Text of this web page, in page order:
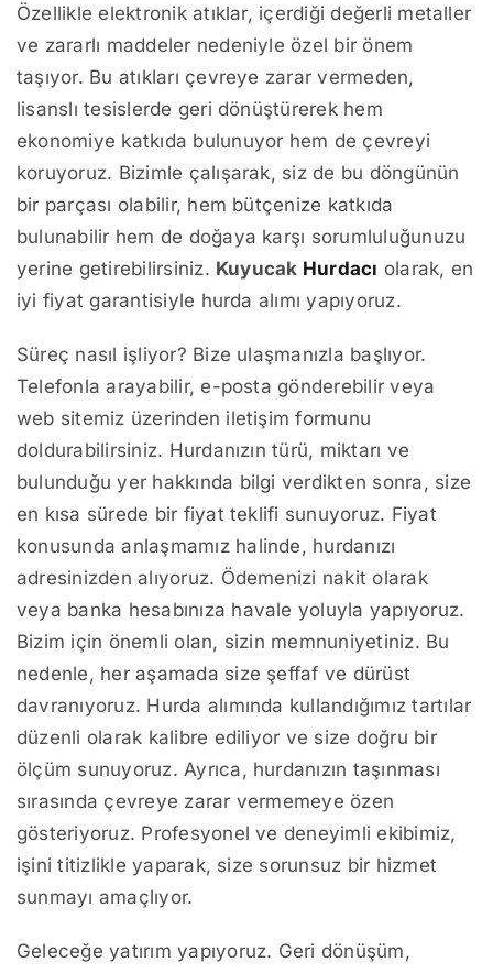
Özellikle elektronik atıklar, içerdiği değerli metaller
ve zararlı maddeler nedeniyle özel bir önem
taşıyor. Bu atıkları çevreye zarar vermeden,
lisanslı tesislerde geri dönüştürerek hem
ekonomiye katkıda bulunuyor hem de çevreyi
koruyoruz. Bizimle çalışarak, siz de bu döngünün
bir parçası olabilir, hem bütçenize katkıda
bulunabilir hem de doğaya karşı sorumluluğunuzu
yerine getirebilirsiniz. Kuyucak Hurdacı olarak, en
iyi fiyat garantisiyle hurda alımı yapıyoruz.
Süreç nasıl işliyor? Bize ulaşmanızla başlıyor.
Telefonla arayabilir, e-posta gönderebilir veya
web sitemiz üzerinden iletişim formunu
doldurabilirsiniz. Hurdanızın türü, miktarı ve
bulunduğu yer hakkında bilgi verdikten sonra, size
en kısa sürede bir fiyat teklifi sunuyoruz. Fiyat
konusunda anlaşmamız halinde, hurdanızı
adresinizden alıyoruz. Ödemenizi nakit olarak
veya banka hesabınıza havale yoluyla yapıyoruz.
Bizim için önemli olan, sizin memnuniyetiniz. Bu
nedenle, her aşamada size şeffaf ve dürüst
davranıyoruz. Hurda alımında kullandığımız tartılar
düzenli olarak kalibre ediliyor ve size doğru bir
ölçüm sunuyoruz. Ayrıca, hurdanızın taşınması
sırasında çevreye zarar vermemeye özen
gösteriyoruz. Profesyonel ve deneyimli ekibimiz,
işini titizlikle yaparak, size sorunsuz bir hizmet
sunmayı amaçlıyor.
Geleceğe yatırım yapıyoruz. Geri dönüşüm,